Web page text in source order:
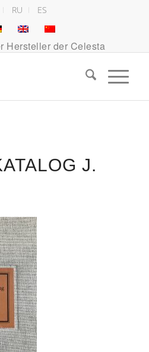
RU ES
Hersteller der Celesta
J.